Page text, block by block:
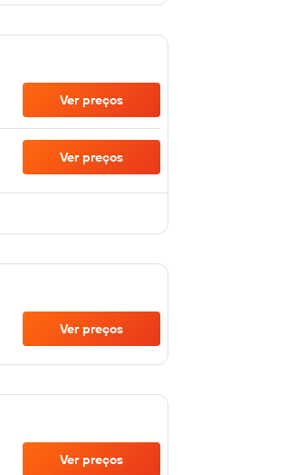
Ver preços
Ver preços
Ver preços
Ver preços